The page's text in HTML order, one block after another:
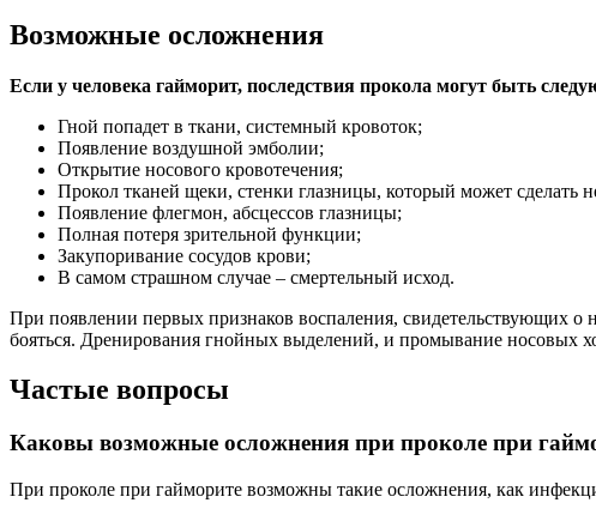
Возможные осложнения
Если у человека гайморит, последствия прокола могут быть
Гной попадет в ткани, системный кровоток;
Появление воздушной эмболии;
Открытие носового кровотечения;
Прокол тканей щеки, стенки глазницы, который может сделать
Появление флегмон, абсцессов глазницы;
Полная потеря зрительной функции;
Закупоривание сосудов крови;
В самом страшном случае – смертельный исход.
При появлении первых признаков воспаления, свидетельствующих о
бояться. Дренирования гнойных выделений, и промывание носовых
Частые вопросы
Каковы возможные осложнения при проколе при
При проколе при гайморите возможны такие осложнения, как